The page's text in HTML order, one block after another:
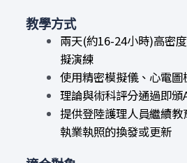
教學方式
兩天(約16-24小時)高密
擬演練
使用精密模擬儀、心電
理論與術科評分通過即頒
提供登陸護理人員繼續
執業執照的換發或更新